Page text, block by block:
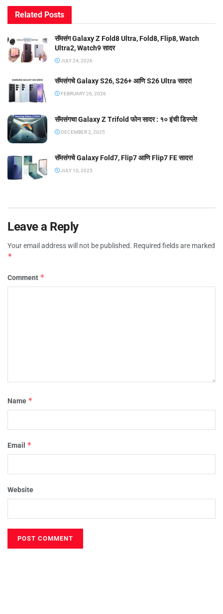
Related Posts
सॅमसंग Galaxy Z Fold8 Ultra, Fold8, Flip8, Watch
Ultra2, Watch9 सादर
JULY 24, 2026
सॅमसंगचे Galaxy S26, S26+ आणि S26 Ultra सादर!
FEBRUARY 26, 2026
सॅमसंगचा Galaxy Z Trifold फोन सादर : १० इंची डिस्प्ले!
DECEMBER 2, 2025
सॅमसंगचे Galaxy Fold7, Flip7 आणि Flip7 FE सादर!
JULY 10, 2025
Leave a Reply
Your email address will not be published. Required fields are marked
*
Comment *
Name *
Email *
Website